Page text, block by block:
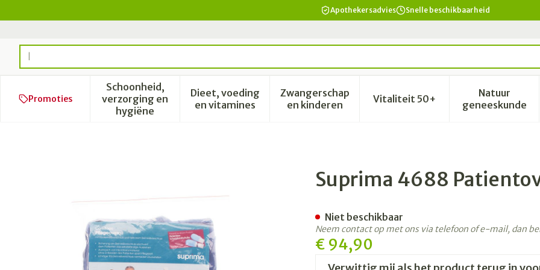
Apothekersadvies Snelle beschikbaarheid
Product, merk, categorie...
Promoties
Schoonheid,
verzorging en
hygiëne
Toon submenu voor Schoonheid, verzorging en hygiëne categorie
Dieet, voeding
en vitaminesToon submenu voor Dieet, voeding en vitamines categorie
Zwangerschap
en kinderenToon submenu voor Zwangerschap en
Vitaliteit 50+Toon submenu voor Vitaliteit
Natuur
geneeskunde
Toon
Suprima 4688 Patientoverall Rits Blauw l
Suprima 4688
€ 94,90
Niet beschikbaar
Neem contact op met ons via telefoon of e-mail, dan